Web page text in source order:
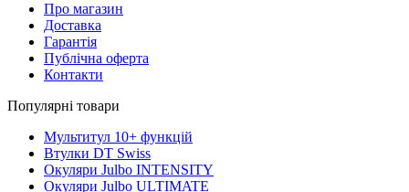
Про магазин
Доставка
Гарантія
Публічна оферта
Контакти
Популярні товари
Мультитул 10+ функцій
Втулки DT Swiss
Окуляри Julbo INTENSITY
Окуляри Julbo ULTIMATE